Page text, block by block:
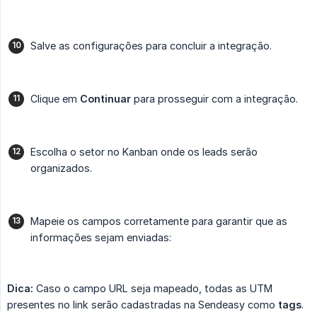
Salve as configurações para concluir a integração.
Clique em Continuar para prosseguir com a integração.
Escolha o setor no Kanban onde os leads serão
organizados.
Mapeie os campos corretamente para garantir que as
informações sejam enviadas:
Dica: Caso o campo URL seja mapeado, todas as UTM
presentes no link serão cadastradas na Sendeasy como tags.